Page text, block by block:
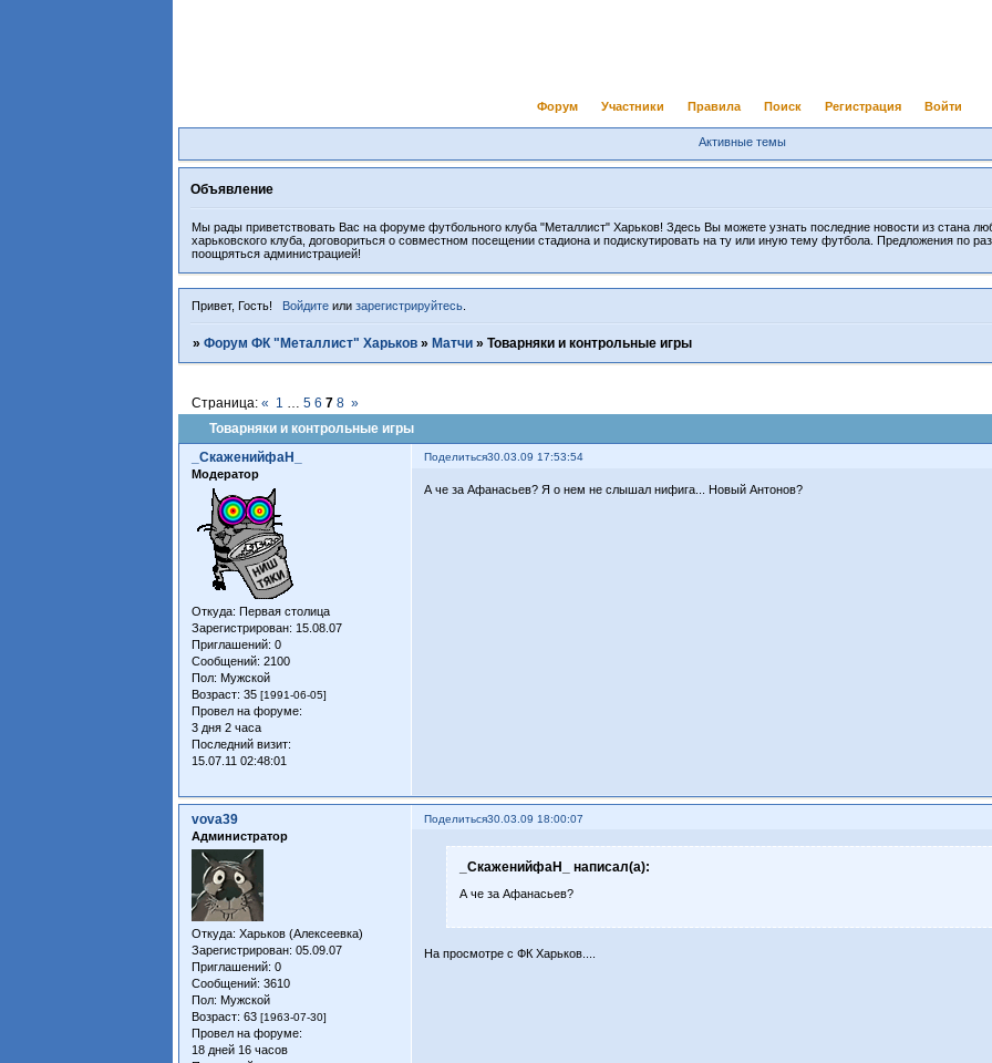
Форум Участники Правила Поиск Регистрация Войти
Активные темы
Объявление
Мы рады приветствовать Вас на форуме футбольного клуба "Металлист" Харьков! Здесь Вы можете узнать последние новости из стана
харьковского клуба, договориться о совместном посещении стадиона и подискутировать на ту или иную тему футбола. Предложения по
поощряться администрацией!
Привет, Гость! Войдитеили зарегистрируйтесь.
»Форум ФК "Металлист" Харьков » Матчи »Товарняки и контрольные игры
Товарняки и контрольные игры
Страница:« 1 … 5 6 7 8 »
Поделиться30.03.09 17:53:54
_СкаженийфаН_
Модератор
Откуда: Первая столица
Зарегистрирован: 15.08.07
Приглашений: 0
Сообщений: 2100
Пол: Мужской
Возраст: 35[1991-06-05]
Провел на форуме:
3 дня 2 часа
Последний визит:
15.07.11 02:48:01
А че за Афанасьев? Я о нем не слышал нифига... Новый Антонов?
Поделиться30.03.09 18:00:07
vova39
Администратор
Откуда: Харьков (Алексеевка)
Зарегистрирован: 05.09.07
Приглашений: 0
Сообщений: 3610
Пол: Мужской
Возраст: 63[1963-07-30]
Провел на форуме:
18 дней 16 часов
_СкаженийфаН_ написал(а):
А че за Афанасьев?
На просмотре с ФК Харьков....